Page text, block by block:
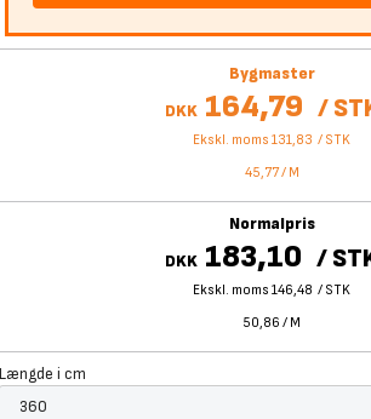
Bygmaster
DKK 164,79 /
Ekskl. moms 131,83 / STK
45,77/ M
Normalpris
DKK 183,10 /
Ekskl. moms 146,48 / STK
50,86 / M
Længde i cm